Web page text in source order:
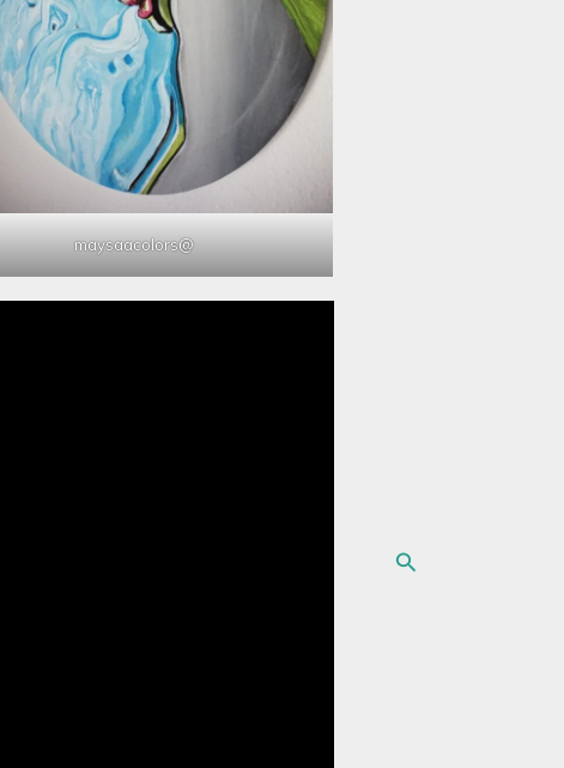
البحث
@maysaacolors